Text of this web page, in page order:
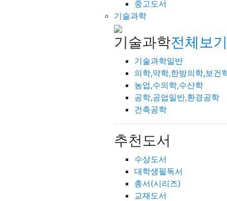
중고도서
기술과학
기술과학전체보
기술과학일반
의학,약학,한방의학,보건
농업,수의학,수산학
공학,공업일반,환경공학
건축공학
추천도서
수상도서
대학생필독서
총서(시리즈)
교재도서